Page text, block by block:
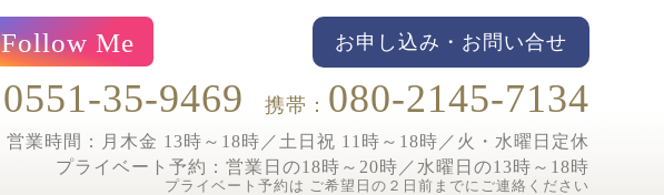
Follow Me お申し込み・お問い合せ
0551-35-9469 携帯： 080-2145-7134
営業時間：月木金 13時～18時／土日祝 11時～18時／ 火・水曜日定休
プライベート予約： 営業日の18時～20時／水曜日の13時～18時
プライベート予約は ご希望日の２日前までにご連絡ください